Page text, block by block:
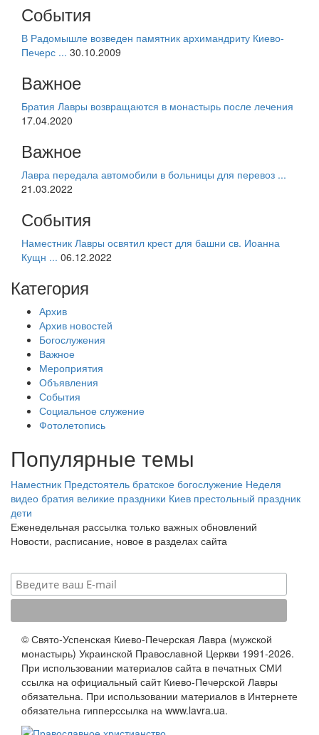
События
В Радомышле возведен памятник архимандриту Киево-
Печерс ... 30.10.2009
Важное
Братия Лавры возвращаются в монастырь после лечения
17.04.2020
Важное
Лавра передала автомобили в больницы для перевоз ...
21.03.2022
События
Наместник Лавры освятил крест для башни св. Иоанна
Кущн ... 06.12.2022
Категория
Архив
Архив новостей
Богослужения
Важное
Мероприятия
Объявления
События
Социальное служение
Фотолетопись
Популярные темы
Наместник Предстоятель братское богослужение Неделя
видео братия великие праздники Киев престольный праздник
дети
Еженедельная рассылка только важных обновлений
Новости, расписание, новое в разделах сайта
© Свято-Успенская Киево-Печерская Лавра (мужской
монастырь) Украинской Православной Церкви 1991-2026.
При использовании материалов сайта в печатных СМИ
ссылка на официальный сайт Киево-Печерской Лавры
обязательна. При использовании материалов в Интернете
обязательна гипперссылка на www.lavra.ua.